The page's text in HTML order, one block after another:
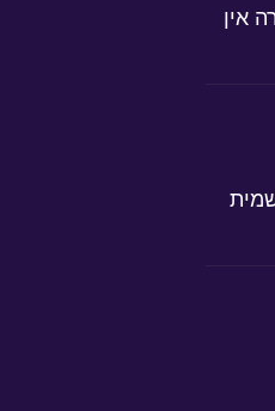
אין